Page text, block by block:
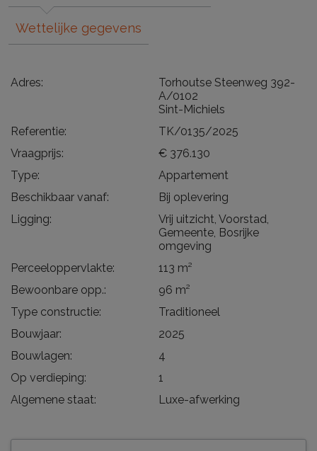
Wettelijke gegevens
Adres:
Torhoutse Steenweg 392-
A/0102
Sint-Michiels
Referentie:
TK/0135/2025
Vraagprijs:
€ 376.130
Type:
Appartement
Beschikbaar vanaf:
Bij oplevering
Ligging:
Vrij uitzicht, Voorstad,
Gemeente, Bosrijke
omgeving
Perceeloppervlakte:
113 m²
Bewoonbare opp.:
96 m²
Type constructie:
Traditioneel
Bouwjaar:
2025
Bouwlagen:
4
Op verdieping:
1
Algemene staat:
Luxe-afwerking